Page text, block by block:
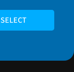
SELECT